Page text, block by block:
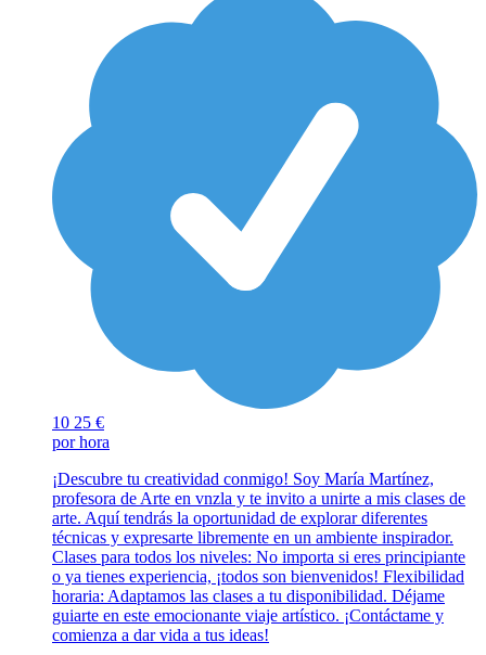
10 25 €
por hora
¡Descubre tu creatividad conmigo! Soy María Martínez,
profesora de Arte en vnzla y te invito a unirte a mis clases de
arte. Aquí tendrás la oportunidad de explorar diferentes
técnicas y expresarte libremente en un ambiente inspirador.
Clases para todos los niveles: No importa si eres principiante
o ya tienes experiencia, ¡todos son bienvenidos! Flexibilidad
horaria: Adaptamos las clases a tu disponibilidad. Déjame
guiarte en este emocionante viaje artístico. ¡Contáctame y
comienza a dar vida a tus ideas!